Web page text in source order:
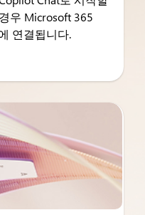
우 Microsoft 365
연결됩니다.